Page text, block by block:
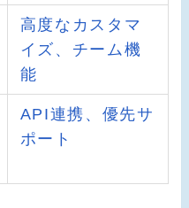
高度なカスタマ
イズ、チーム機
能
API連携、優先サ
ポート